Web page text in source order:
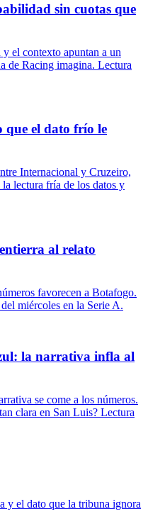
sin cuotas que
el contexto apuntan a un
de Racing imagina. Lectura
que el dato frío le
Internacional y Cruzeiro,
lectura fría de los datos y
al relato
favorecen a Botafogo.
miércoles en la Serie A.
la narrativa infla al
se come a los números.
clara en San Luis? Lectura
y el dato que la tribuna ignora